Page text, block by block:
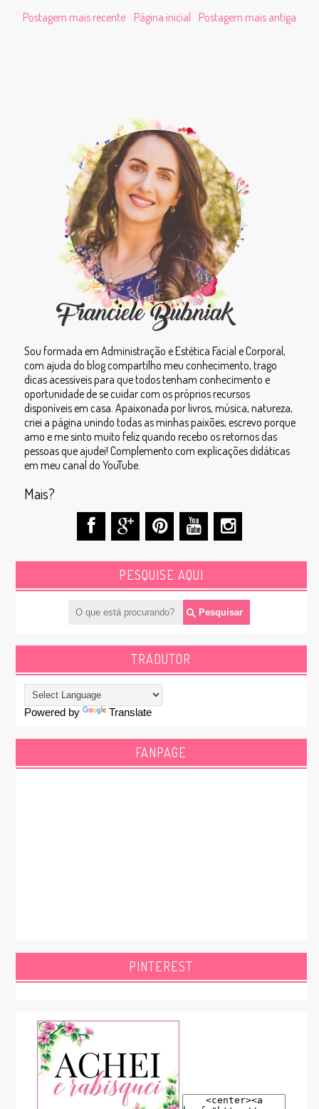
Postagem mais recente Postagem mais antiga
Página inicial
Sou formada em Administração e Estética Facial e Corporal,
com ajuda do blog compartilho meu conhecimento, trago
dicas acessíveis para que todos tenham conhecimento e
oportunidade de se cuidar com os próprios recursos
disponíveis em casa. Apaixonada por livros, música, natureza,
criei a página unindo todas as minhas paixões, escrevo porque
amo e me sinto muito feliz quando recebo os retornos das
pessoas que ajudei! Complemento com explicações didáticas
em meu canal do YouTube.
Mais?
PESQUISE AQUI
TRADUTOR
Powered by Translate
FANPAGE
PINTEREST